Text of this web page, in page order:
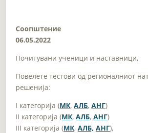
Соопштение
06.05.2022
Почитувани ученици и наставници,
Повелете тестови од регионалниот
решенија:
I категорија (МК,АЛБ,АНГ)
II категорија (МК,АЛБ,АНГ)
III категорија (МК,АЛБ, АНГ),